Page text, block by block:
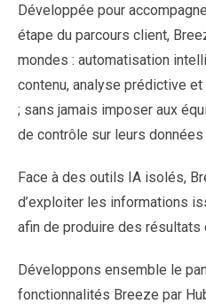
Développée pour
étape du parcours client,
mondes : automatisation
contenu, analyse prédictive
; sans jamais imposer aux
de contrôle sur leurs
Face à des outils IA isolés,
d’exploiter les informations
afin de produire des résultats
Développons ensemble le
fonctionnalités Breeze par